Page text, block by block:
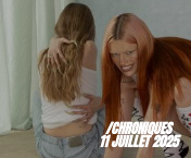
/CHRONIQUES
11 JUILLET 2025